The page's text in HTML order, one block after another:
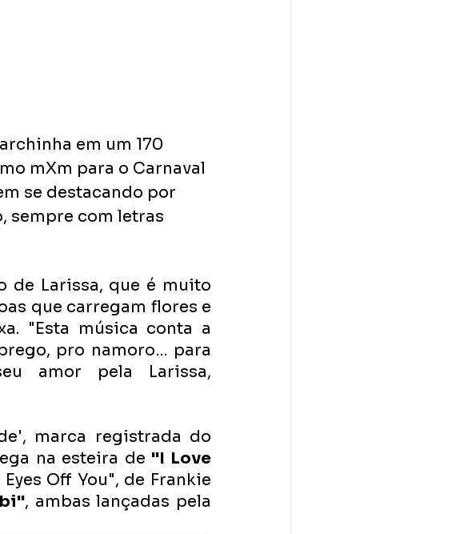
em um 170
mXm para o Carnaval
se destacando por
sempre com letras
de Larissa, que é muito
que carregam flores e
"Esta música conta a
pro namoro… para
amor pela Larissa,
marca registrada do
na esteira de "I Love
Off You", de Frankie
, ambas lançadas pela